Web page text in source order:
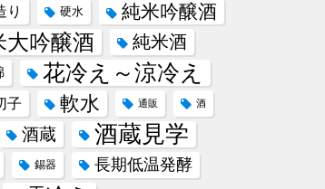
り 硬水 純米吟醸酒
大吟醸酒 純米酒
花冷え～涼冷え
子 軟水 通販 酒
酒蔵 酒蔵見学
錫器 長期低温発酵